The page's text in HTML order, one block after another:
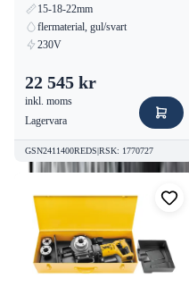
15-18-22mm
flermaterial, gul/svart
230V
22 545 kr
inkl. moms
Lagervara
GSN2411400REDS|RSK: 1770727